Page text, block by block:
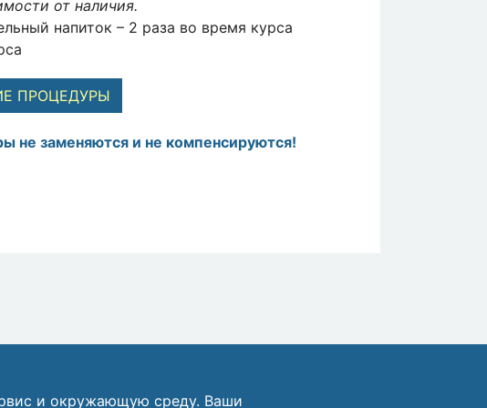
от наличия.
напиток – 2 раза во время курса
ПРОЦЕДУРЫ
не заменяются и не компенсируются!
и окружающую среду. Ваши